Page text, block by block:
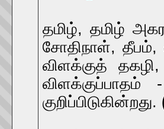
தமிழ், தமிழ்
சோதிநாள், தீபம்,
விளக்குத்
குறிப்பிடுகின்றது.